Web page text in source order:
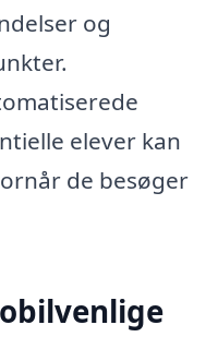
og
elever kan
de besøger